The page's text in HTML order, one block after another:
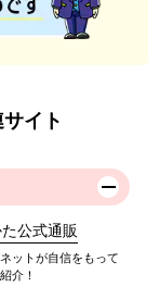
イト
公式通販
ットが自信をもって
介！